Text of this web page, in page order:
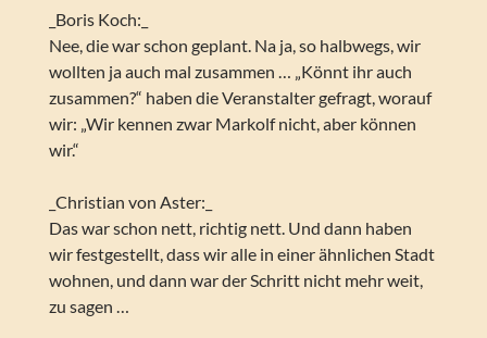
_Boris Koch:_
Nee, die war schon geplant. Na ja, so halbwegs, wir
wollten ja auch mal zusammen … „Könnt ihr auch
zusammen?“ haben die Veranstalter gefragt, worauf
wir: „Wir kennen zwar Markolf nicht, aber können
wir.“
_Christian von Aster:_
Das war schon nett, richtig nett. Und dann haben
wir festgestellt, dass wir alle in einer ähnlichen Stadt
wohnen, und dann war der Schritt nicht mehr weit,
zu sagen …